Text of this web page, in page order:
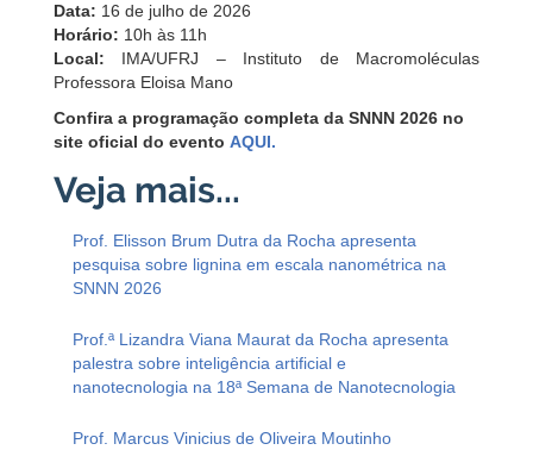
Data: 16 de julho de 2026
Horário: 10h às 11h
Local: IMA/UFRJ – Instituto de Macromoléculas
Professora Eloisa Mano
Confira a programação completa da SNNN 2026 no
site oficial do evento AQUI.
Prof. Elisson Brum Dutra da Rocha apresenta
pesquisa sobre lignina em escala nanométrica na
SNNN 2026
Prof.ª Lizandra Viana Maurat da Rocha apresenta
palestra sobre inteligência artificial e
nanotecnologia na 18ª Semana de Nanotecnologia
Prof. Marcus Vinicius de Oliveira Moutinho